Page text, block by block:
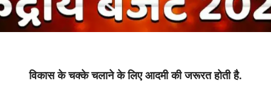
विकास के चक्के चलाने के लिए आदमी की जरूरत होती है.